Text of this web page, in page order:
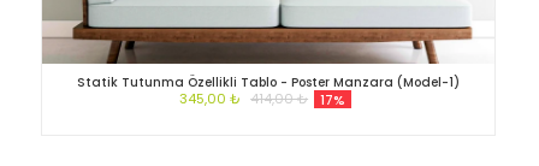
Statik Tutunma Özellikli Tablo - Poster Manzara (Model-1)
345,00 ₺ 414,00 ₺ 17%